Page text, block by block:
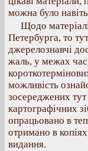
можна було
Щодо
Петербурга, то
джерелознавчі
жаль, у межах
можливість
зосереджених
картографічних
опрацьовано в
отримано в
видання.